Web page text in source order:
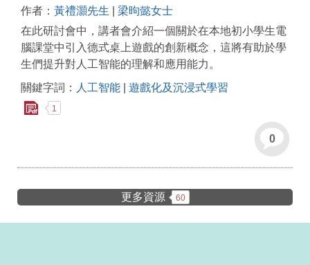
作者： 黃禮灝先生
梁昫懿女士
在此研討會中，講者會介紹一個關於在本地初小學生電
腦課堂中引入德式桌上遊戲的創新概念，這將有助於學
生們提升對人工智能的理解和應用能力。
關鍵字詞： 人工智能 遊戲化及沉浸式學習
1
0
更多資源 60